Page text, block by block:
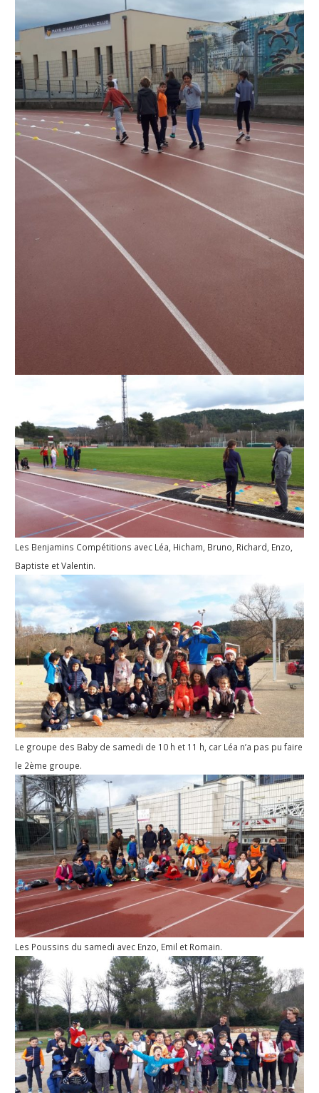
Les Benjamins Compétitions avec Léa, Hicham, Bruno, Richard, Enzo,
Baptiste et Valentin.
Le groupe des Baby de samedi de 10 h et 11 h, car Léa n’a pas pu faire
le 2ème groupe.
Les Poussins du samedi avec Enzo, Emil et Romain.